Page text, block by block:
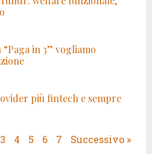
“Paga in 3” vogliamo
più fintech e sempre
3 4 5 6 7 Successivo »